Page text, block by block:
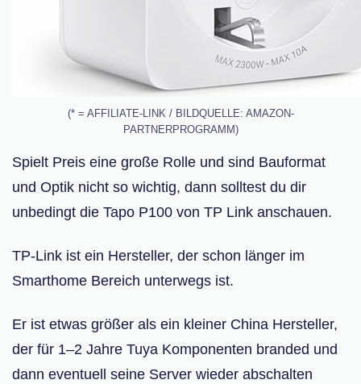
(* = AFFILIATE-LINK / BILDQUELLE: AMAZON-
PARTNERPROGRAMM)
Spielt Preis eine große Rolle und sind Bauformat
und Optik nicht so wichtig, dann solltest du dir
unbedingt die Tapo P100 von TP Link anschauen.
TP-Link ist ein Hersteller, der schon länger im
Smarthome Bereich unterwegs ist.
Er ist etwas größer als ein kleiner China Hersteller,
der für 1–2 Jahre Tuya Komponenten branded und
dann eventuell seine Server wieder abschalten